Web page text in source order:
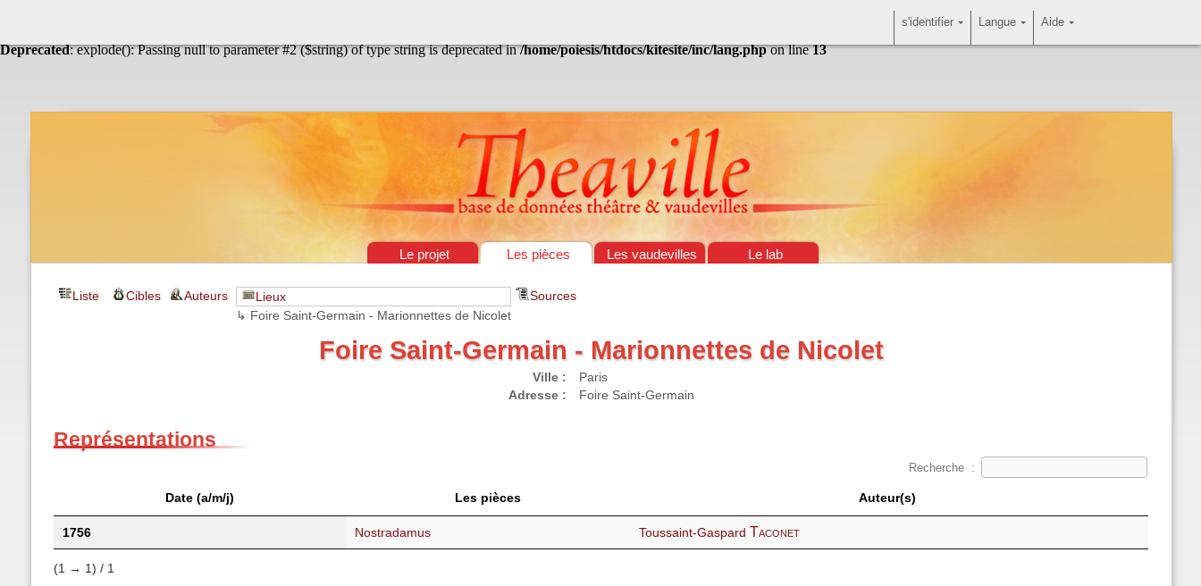
Deprecated: explode(): Passing null to parameter #2 ($string) of type string is deprecated in/home/poiesis/htdocs/kitesite/inc/lang.phpon line13
Théâtre & vaudevilles
Le projet Les pièces Les vaudevilles Le lab
Liste Cibles Auteurs
Lieux
↳ Foire Saint-Germain - Marionnettes de Nicolet
Sources
Foire Saint-Germain - Marionnettes de Nicolet
Ville :
Paris
Adresse :
Foire Saint-Germain
Représentations
Recherche :
Date (a/m/j) Les pièces Auteur(s)
1756 Nostradamus Toussaint-GaspardTaconet
(1 → 1) / 1
Aide
Langue
s'identifier